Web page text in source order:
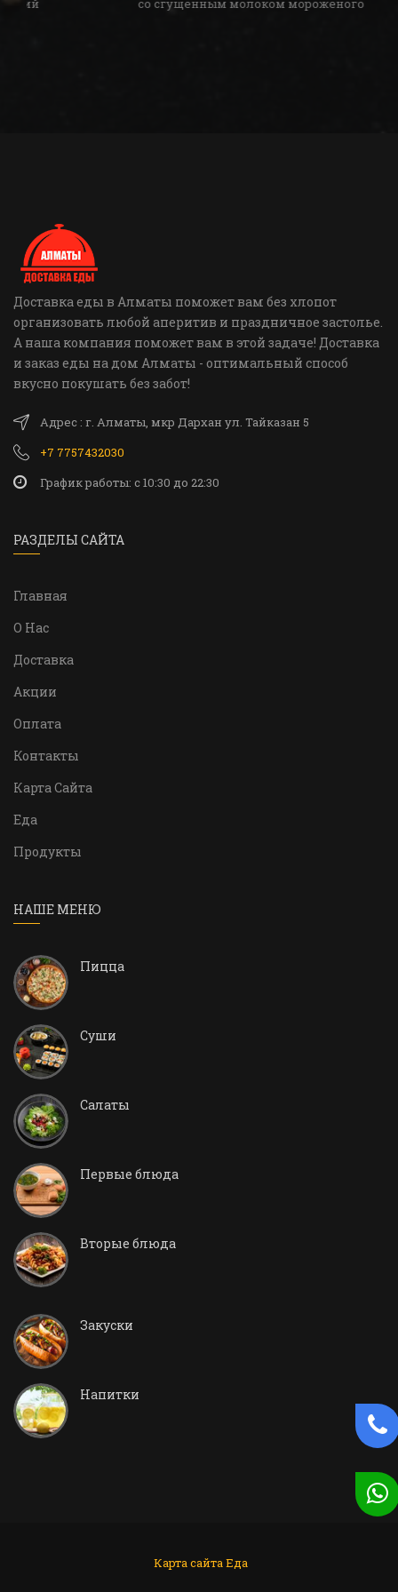
со сгущённым молоком мороженого
Доставка еды в Алматы поможет вам без хлопот
организовать любой аперитив и праздничное застолье.
А наша компания поможет вам в этой задаче! Доставка
и заказ еды на дом Алматы - оптимальный способ
вкусно покушать без забот!
Адрес : г. Алматы, мкр Дархан ул. Тайказан 5
+7 7757432030
График работы: c 10:30 до 22:30
РАЗДЕЛЫ САЙТА
Главная
О Нас
Доставка
Акции
Оплата
Контакты
Карта Сайта
Еда
Продукты
НАШЕ МЕНЮ
Пицца
Суши
Салаты
Первые блюда
Вторые блюда
Закуски
Напитки
Карта сайтаЕда